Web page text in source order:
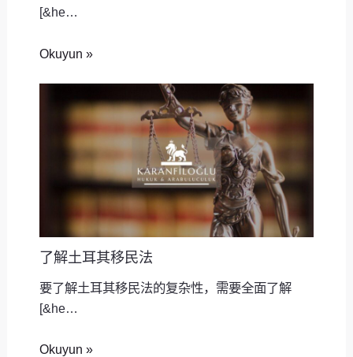
[&he…
Okuyun »
了解土耳其移民法
要了解土耳其移民法的复杂性，需要全面了解
[&he…
Okuyun »